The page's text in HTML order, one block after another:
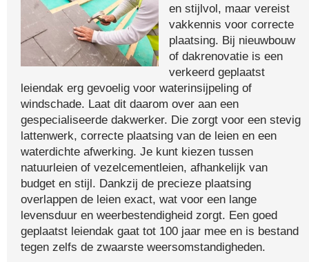
en stijlvol, maar vereist
vakkennis voor correcte
plaatsing. Bij nieuwbouw
of dakrenovatie is een
verkeerd geplaatst
leiendak erg gevoelig voor waterinsijpeling of
windschade. Laat dit daarom over aan een
gespecialiseerde dakwerker. Die zorgt voor een stevig
lattenwerk, correcte plaatsing van de leien en een
waterdichte afwerking. Je kunt kiezen tussen
natuurleien of vezelcementleien, afhankelijk van
budget en stijl. Dankzij de precieze plaatsing
overlappen de leien exact, wat voor een lange
levensduur en weerbestendigheid zorgt. Een goed
geplaatst leiendak gaat tot 100 jaar mee en is bestand
tegen zelfs de zwaarste weersomstandigheden.